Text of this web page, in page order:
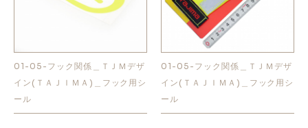
01-05-フック関係＿ＴＪＭデザ
イン(ＴＡＪＩＭＡ)＿フック用シ
ール
01-05-フック関係＿ＴＪＭデザ
イン(ＴＡＪＩＭＡ)＿フック用シ
ール